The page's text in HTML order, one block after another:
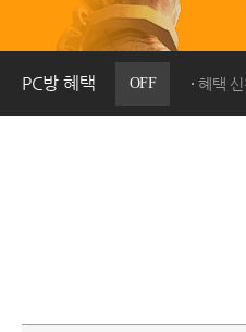
PC방 혜택 OFF 혜택 신